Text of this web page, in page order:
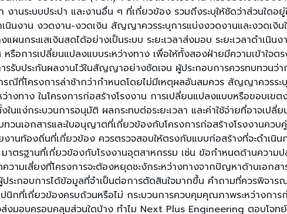
านระบบประปา และงานอื่น ๆ ที่เกี่ยวข้อง รวมถึงระบุให้ชัดว่าส่วนใด
เนินงาน งวดงาน-งวดเงิน สัญญาควรระบุการแบ่งงวดงานและงวดเ
นกระแสเงินสดได้อย่างเป็นระบบ ระยะเวลาส่งมอบ ระยะเวลาดำเนิ
รือการเปลี่ยนแปลงแบบระหว่างทาง เพื่อให้ทั้งสองฝ่ายมีความเข้าใจ
ารรับประกันผลงานไว้ในสัญญาอย่างชัดเจน ผู้ประกอบการควรทบทวน
ที่โครงการล่าช้ากว่ากำหนดโดยไม่มีเหตุผลอันสมควร สัญญาควรระ
างทาง ในโครงการก่อสร้างโรงงาน การเปลี่ยนแปลงแบบหรือขอบเ
ง่กระบวนการอนุมัติ ผลกระทบต่อระยะเวลา และค่าใช้จ่ายที่อาจเป
อกสารและใบอนุญาตที่เกี่ยวข้องกับโครงการก่อสร้างโรงงานควบคู่
ท้องถิ่นที่เกี่ยวข้อง ควรตรวจสอบให้ตรงกับแบบก่อสร้างที่จะดำเนินก
าตรฐานที่เกี่ยวข้องกับโรงงานอุตสาหกรรม เช่น ข้อกำหนดด้านควา
ามเสี่ยงที่โครงการจะต้องหยุดชะงักระหว่างทางจากปัญหาด้านเอก
ะกอบการได้ข้อมูลที่จำเป็นต่อการตัดสินใจมากขึ้น คำถามที่ควรพิจา
นิกที่เกี่ยวข้องครบถ้วนหรือไม่ กระบวนการควบคุมคุณภาพระหว่างกา
งส่งมอบครอบคลุมส่วนใดบ้าง ทำไม Next Plus Engineering ตอบโจ